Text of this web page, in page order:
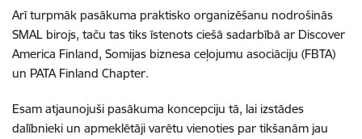
Arī turpmāk pasākuma praktisko organizēšanu nodrošinās
SMAL birojs, taču tas tiks īstenots ciešā sadarbībā ar Discover
America Finland, Somijas biznesa ceļojumu asociāciju (FBTA)
un PATA Finland Chapter.
Esam atjaunojuši pasākuma koncepciju tā, lai izstādes
dalībnieki un apmeklētāji varētu vienoties par tikšanām jau